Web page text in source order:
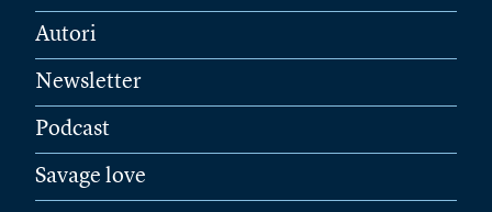
Autori
Newsletter
Podcast
Savage love